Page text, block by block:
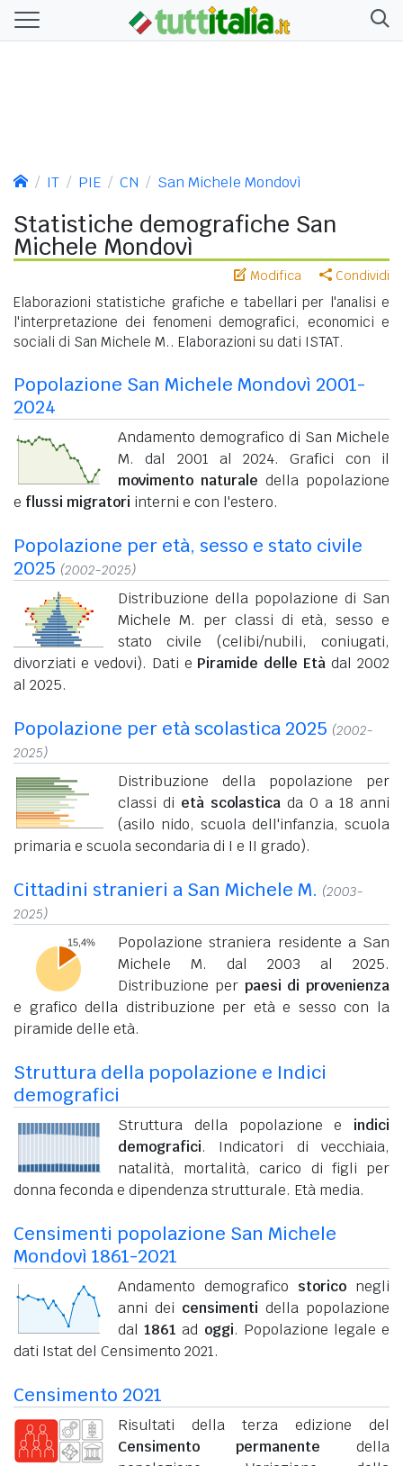
IT PIE CN San Michele Mondovì
Statistiche demografiche San
Michele Mondovì
Modifica Condividi
Elaborazioni statistiche grafiche e tabellari per l'analisi e
l'interpretazione dei fenomeni demografici, economici e
sociali di San Michele M.. Elaborazioni su dati ISTAT.
Popolazione San Michele Mondovì 2001-
2024
Andamento demografico di San Michele
M. dal 2001 al 2024. Grafici con il
movimento naturale della popolazione
e flussi migratori interni e con l'estero.
Popolazione per età, sesso e stato civile
2025 (2002-2025)
Distribuzione della popolazione di San
Michele M. per classi di età, sesso e
stato civile (celibi/nubili, coniugati,
divorziati e vedovi). Dati e Piramide delle Età dal 2002
al 2025.
Popolazione per età scolastica 2025 (2002-
2025)
Distribuzione della popolazione per
classi di età scolastica da 0 a 18 anni
(asilo nido, scuola dell'infanzia, scuola
primaria e scuola secondaria di I e II grado).
Cittadini stranieri a San Michele M. (2003-
2025)
Popolazione straniera residente a San
Michele M. dal 2003 al 2025.
Distribuzione per paesi di provenienza
e grafico della distribuzione per età e sesso con la
piramide delle età.
Struttura della popolazione e Indici
demografici
Struttura della popolazione e indici
demografici. Indicatori di vecchiaia,
natalità, mortalità, carico di figli per
donna feconda e dipendenza strutturale. Età media.
Censimenti popolazione San Michele
Mondovì 1861-2021
Andamento demografico storico negli
anni dei censimenti della popolazione
dal1861 ad oggi. Popolazione legale e
dati Istat del Censimento 2021.
Censimento 2021
Risultati della terza edizione del
Censimento permanente della